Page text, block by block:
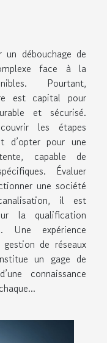
un débouchage de
face à la
Pourtant,
est capital pour
et sécurisé.
les étapes
d’opter pour une
capable de
Évaluer
une société
il est
la qualification
Une expérience
de réseaux
un gage de
connaissance